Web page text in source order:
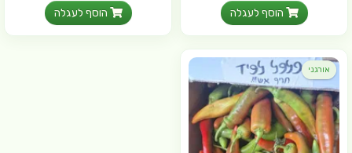
הוסף לעגלה הוסף לעגלה
אורגני